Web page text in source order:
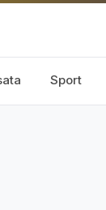
Sport